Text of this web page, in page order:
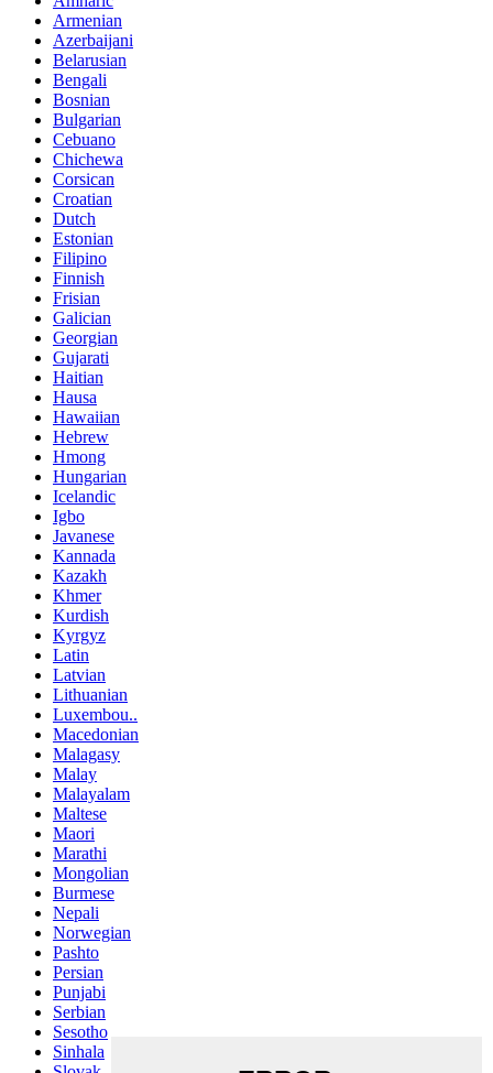
Armenian
Azerbaijani
Belarusian
Bengali
Bosnian
Bulgarian
Cebuano
Chichewa
Corsican
Croatian
Dutch
Estonian
Filipino
Finnish
Frisian
Galician
Georgian
Gujarati
Haitian
Hausa
Hawaiian
Hebrew
Hmong
Hungarian
Icelandic
Igbo
Javanese
Kannada
Kazakh
Khmer
Kurdish
Kyrgyz
Latin
Latvian
Lithuanian
Luxembou..
Macedonian
Malagasy
Malay
Malayalam
Maltese
Maori
Marathi
Mongolian
Burmese
Nepali
Norwegian
Pashto
Persian
Punjabi
Serbian
Sesotho
Sinhala